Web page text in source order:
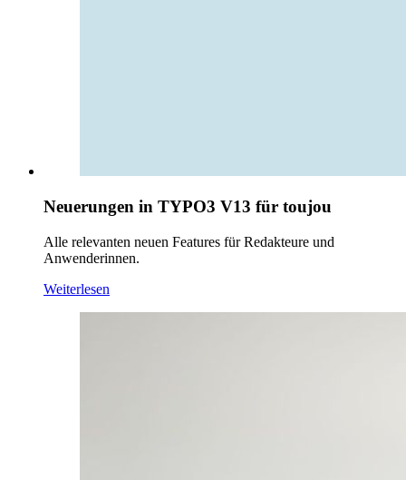
Neuerungen in TYPO3 V13 für toujou
Alle relevanten neuen Features für Redakteure und
Anwenderinnen.
Weiterlesen